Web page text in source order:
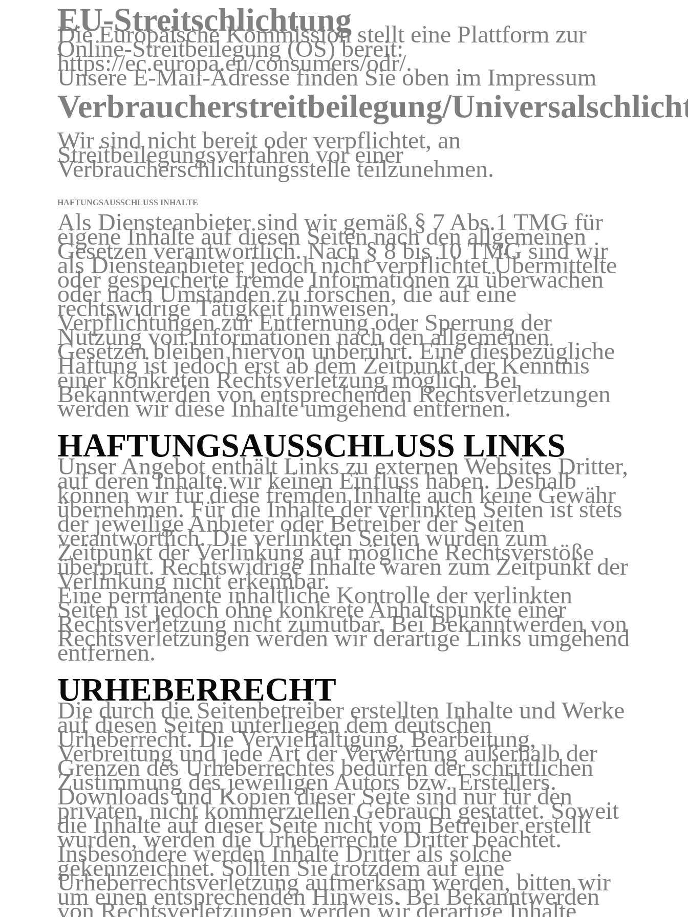
EU-Streitschlichtung
Die Europäische Kommission stellt eine Plattform zur
Online-Streitbeilegung (OS) bereit:
https://ec.europa.eu/consumers/odr/.
Unsere E-Mail-Adresse finden Sie oben im Impressum
Verbraucherstreitbeilegung/
Wir sind nicht bereit oder verpflichtet, an
Streitbeilegungsverfahren vor einer
Verbraucherschlichtungsstelle teilzunehmen.
HAFTUNGSAUSSCHLUSS INHALTE
Als Diensteanbieter sind wir gemäß § 7 Abs.1 TMG für
eigene Inhalte auf diesen Seiten nach den allgemeinen
Gesetzen verantwortlich. Nach § 8 bis 10 TMG sind wir
als Diensteanbieter jedoch nicht verpflichtet Übermittelte
oder gespeicherte fremde Informationen zu überwachen
oder nach Umständen zu forschen, die auf eine
rechtswidrige Tätigkeit hinweisen.
Verpflichtungen zur Entfernung oder Sperrung der
Nutzung von Informationen nach den allgemeinen
Gesetzen bleiben hiervon unberührt. Eine diesbezügliche
Haftung ist jedoch erst ab dem Zeitpunkt der Kenntnis
einer konkreten Rechtsverletzung möglich. Bei
Bekanntwerden von entsprechenden Rechtsverletzungen
werden wir diese Inhalte umgehend entfernen.
HAFTUNGSAUSSCHLUSS LINKS
Unser Angebot enthält Links zu externen Websites Dritter,
auf deren Inhalte wir keinen Einfluss haben. Deshalb
können wir für diese fremden Inhalte auch keine Gewähr
übernehmen. Für die Inhalte der verlinkten Seiten ist stets
der jeweilige Anbieter oder Betreiber der Seiten
verantwortlich. Die verlinkten Seiten wurden zum
Zeitpunkt der Verlinkung auf mögliche Rechtsverstöße
überprüft. Rechtswidrige Inhalte waren zum Zeitpunkt der
Verlinkung nicht erkennbar.
Eine permanente inhaltliche Kontrolle der verlinkten
Seiten ist jedoch ohne konkrete Anhaltspunkte einer
Rechtsverletzung nicht zumutbar. Bei Bekanntwerden von
Rechtsverletzungen werden wir derartige Links umgehend
entfernen.
URHEBERRECHT
Die durch die Seitenbetreiber erstellten Inhalte und Werke
auf diesen Seiten unterliegen dem deutschen
Urheberrecht. Die Vervielfältigung, Bearbeitung,
Verbreitung und jede Art der Verwertung außerhalb der
Grenzen des Urheberrechtes bedürfen der schriftlichen
Zustimmung des jeweiligen Autors bzw. Erstellers.
Downloads und Kopien dieser Seite sind nur für den
privaten, nicht kommerziellen Gebrauch gestattet. Soweit
die Inhalte auf dieser Seite nicht vom Betreiber erstellt
wurden, werden die Urheberrechte Dritter beachtet.
Insbesondere werden Inhalte Dritter als solche
gekennzeichnet. Sollten Sie trotzdem auf eine
Urheberrechtsverletzung aufmerksam werden, bitten wir
um einen entsprechenden Hinweis. Bei Bekanntwerden
von Rechtsverletzungen werden wir derartige Inhalte